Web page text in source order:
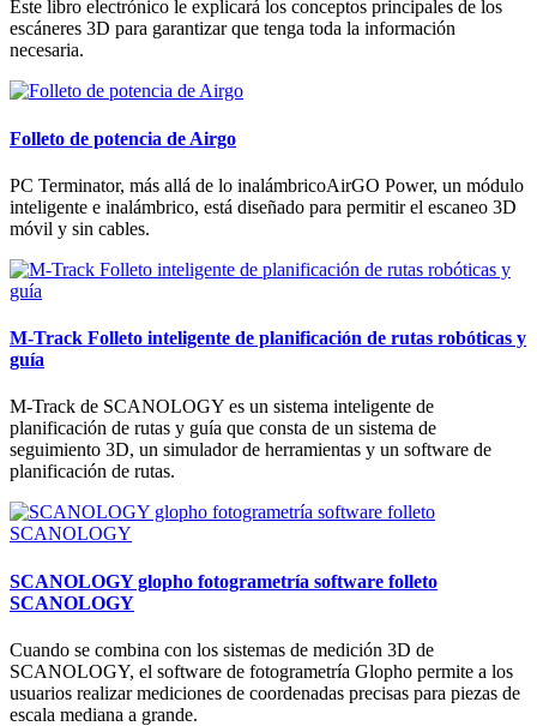
Este libro electrónico le explicará los conceptos principales de los
escáneres 3D para garantizar que tenga toda la información
necesaria.
Folleto de potencia de Airgo
PC Terminator, más allá de lo inalámbricoAirGO Power, un módulo
inteligente e inalámbrico, está diseñado para permitir el escaneo 3D
móvil y sin cables.
M-Track Folleto inteligente de planificación de rutas robóticas y
guía
M-Track de SCANOLOGY es un sistema inteligente de
planificación de rutas y guía que consta de un sistema de
seguimiento 3D, un simulador de herramientas y un software de
planificación de rutas.
SCANOLOGY glopho fotogrametría software folleto
SCANOLOGY
Cuando se combina con los sistemas de medición 3D de
SCANOLOGY, el software de fotogrametría Glopho permite a los
usuarios realizar mediciones de coordenadas precisas para piezas de
escala mediana a grande.